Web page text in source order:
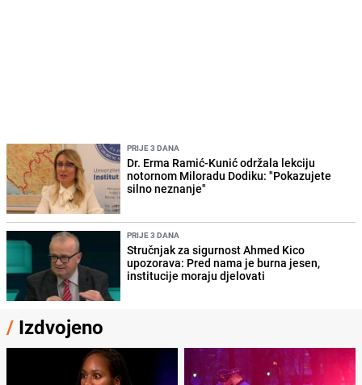
PRIJE 3 DANA
Dr. Erma Ramić-Kunić održala lekciju
notornom Miloradu Dodiku: "Pokazujete
silno neznanje"
PRIJE 3 DANA
Stručnjak za sigurnost Ahmed Kico
upozorava: Pred nama je burna jesen,
institucije moraju djelovati
/ Izdvojeno